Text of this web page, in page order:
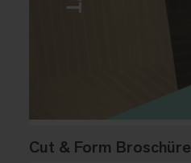
Cut & Form Broschüre